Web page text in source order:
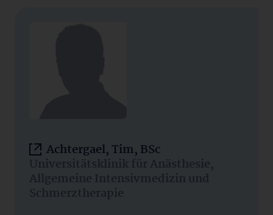
Achtergael, Tim, BSc
Universitätsklinik für Anästhesie,
Allgemeine Intensivmedizin und
Schmerztherapie